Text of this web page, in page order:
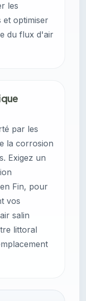
les
et optimiser
du flux d'air
par les
la corrosion
Exigez un
Fin, pour
vos
salin
littoral